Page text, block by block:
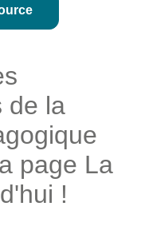
de la
page La
!